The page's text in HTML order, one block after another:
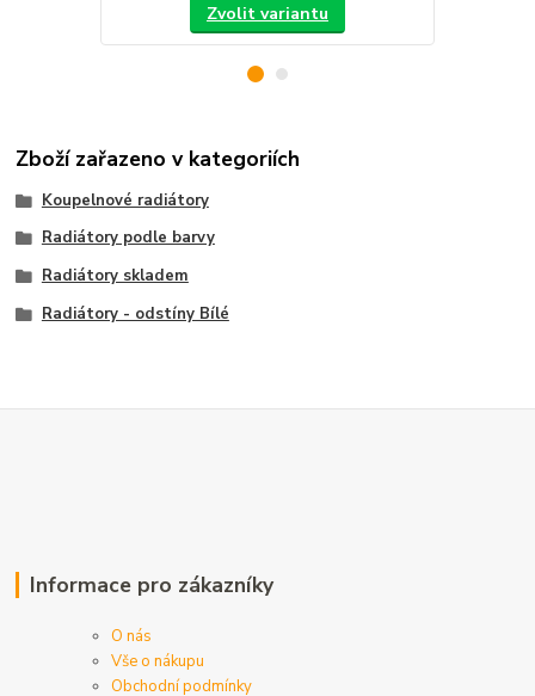
Zvolit variantu
Zboží zařazeno v kategoriích
Koupelnové radiátory
Radiátory podle barvy
Radiátory skladem
Radiátory - odstíny Bílé
Informace pro zákazníky
O nás
Vše o nákupu
Obchodní podmínky